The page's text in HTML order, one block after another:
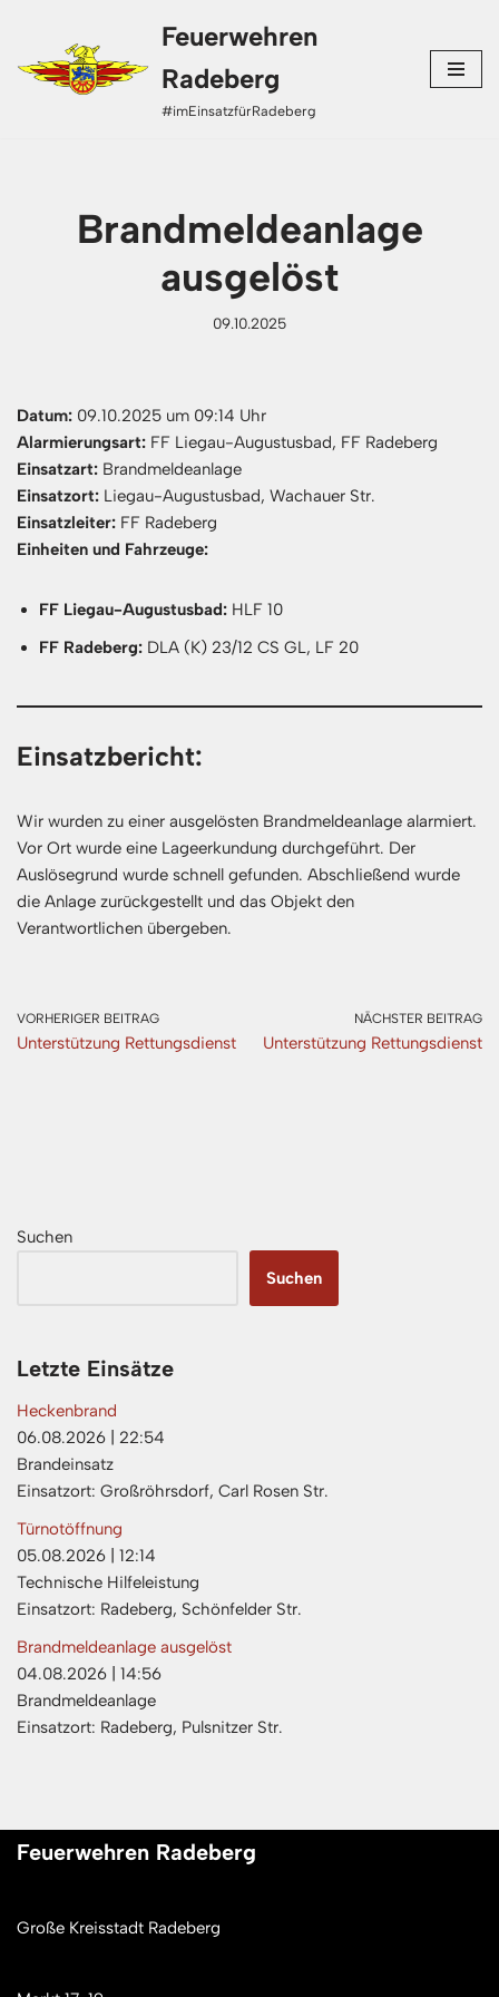
Zum
Inhalt
Feuerwehren
Radeberg
#imEinsatzfürRadeberg
Brandmeldeanlage
ausgelöst
09.10.2025
Datum: 09.10.2025 um 09:14 Uhr
Alarmierungsart: FF Liegau-Augustusbad, FF Radeberg
Einsatzart: Brandmeldeanlage
Einsatzort: Liegau-Augustusbad, Wachauer Str.
Einsatzleiter: FF Radeberg
Einheiten und Fahrzeuge:
FF Liegau-Augustusbad: HLF 10
FF Radeberg: DLA (K) 23/12 CS GL, LF 20
Einsatzbericht:
Wir wurden zu einer ausgelösten Brandmeldeanlage alarmiert.
Vor Ort wurde eine Lageerkundung durchgeführt. Der
Auslösegrund wurde schnell gefunden. Abschließend wurde
die Anlage zurückgestellt und das Objekt den
Verantwortlichen übergeben.
VORHERIGER BEITRAG
Unterstützung Rettungsdienst
NÄCHSTER BEITRAG
Unterstützung Rettungsdienst
Suchen
Suchen
Letzte Einsätze
Heckenbrand
06.08.2026
22:54
Brandeinsatz
Einsatzort: Großröhrsdorf, Carl Rosen Str.
Türnotöffnung
05.08.2026
12:14
Technische Hilfeleistung
Einsatzort: Radeberg, Schönfelder Str.
Brandmeldeanlage ausgelöst
04.08.2026
14:56
Brandmeldeanlage
Einsatzort: Radeberg, Pulsnitzer Str.
Feuerwehren Radeberg
Große Kreisstadt Radeberg